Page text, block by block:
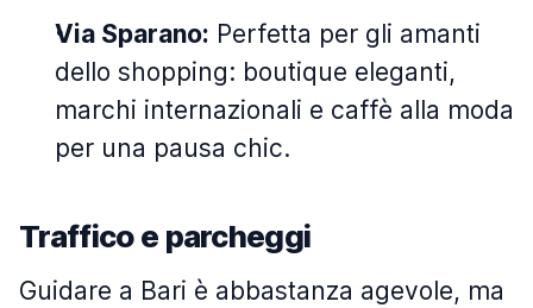
Via Sparano: Perfetta per gli amanti
dello shopping: boutique eleganti,
marchi internazionali e caffè alla moda
per una pausa chic.
Traffico e parcheggi
Guidare a Bari è abbastanza agevole, ma